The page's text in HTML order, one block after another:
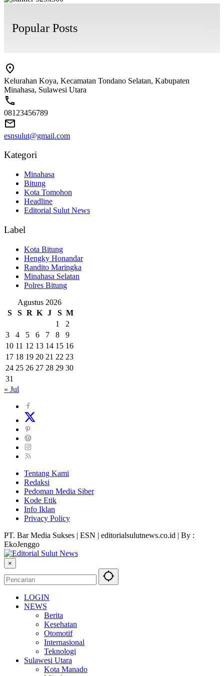
Popular Posts
Kelurahan Koya, Kecamatan Tondano Selatan, Kabupaten
Minahasa, Sulawesi Utara
08123456789
esnsulut@gmail.com
Kategori
Minahasa
Bitung
Kota Tomohon
Headline
Editorial Sulut News
Label
Kota Bitung
Hengky Honandar
Randito Maringka
Minahasa Selatan
Polres Bitung
Agustus 2026
S
S R K J S M
1
2
3
4 5 6 7 8
9
10 11 12 13 14 15 16
17 18 19 20 21 22 23
24 25 26 27 28 29 30
31
« Jul
Tentang Kami
Redaksi
Pedoman Media Siber
Kode Etik
Info Iklan
Privacy Policy
PT. Bar Media Sukses | ESN | editorialsulutnews.co.id | By :
EkoJenggo
×
LOGIN
NEWS
Berita
Kesehatan
Otomotif
Internasional
Teknologi
Sulawesi Utara
Kota Manado